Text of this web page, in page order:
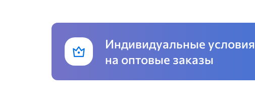
Индивидуальные условия
на оптовые заказы